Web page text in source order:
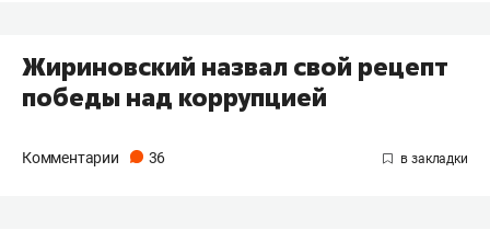
Жириновский назвал свой рецепт
победы над коррупцией
Комментарии 36